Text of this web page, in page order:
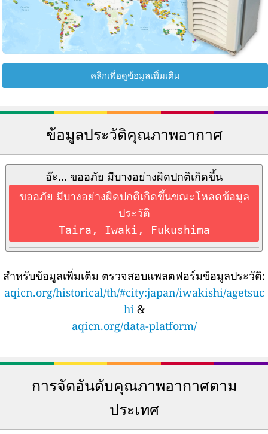
คลิกเพื่อดูข้อมูลเพิ่มเติม
ข้อมูลประวัติคุณภาพอากาศ
อ๊ะ... ขออภัย มีบางอย่างผิดปกติเกิดขึ้น
ขออภัย มีบางอย่างผิดปกติเกิดขึ้นขณะโหลดข้อมูล
ประวัติ
Taira, Iwaki, Fukushima
สำหรับข้อมูลเพิ่มเติม ตรวจสอบแพลตฟอร์มข้อมูลประวัติ:
aqicn.org/historical/th/#city:japan/iwakishi/agetsuc
hi&
aqicn.org/data-platform/
การจัดอันดับคุณภาพอากาศตาม
ประเทศ